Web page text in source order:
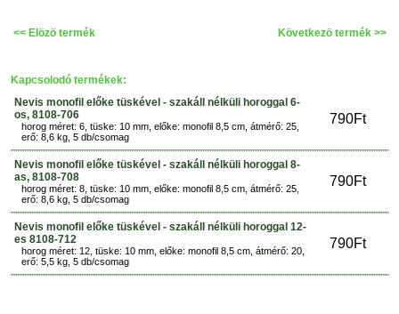
<< Elözö termék Következö termék >>
Kapcsolodó termékek:
Nevis monofil előke tüskével - szakáll nélküli horoggal 6-
os, 8108-706
790Ft
horog méret: 6, tüske: 10 mm, előke: monofil 8,5 cm, átmérő: 25,
erő: 8,6 kg, 5 db/csomag
Nevis monofil előke tüskével - szakáll nélküli horoggal 8-
as, 8108-708
790Ft
horog méret: 8, tüske: 10 mm, előke: monofil 8,5 cm, átmérő: 25,
erő: 8,6 kg, 5 db/csomag
Nevis monofil előke tüskével - szakáll nélküli horoggal 12-
es 8108-712
790Ft
horog méret: 12, tüske: 10 mm, előke: monofil 8,5 cm, átmérő: 20,
erő: 5,5 kg, 5 db/csomag